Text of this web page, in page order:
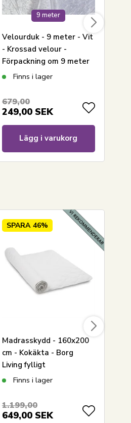
9 meter
Velourduk - 9 meter - Vit
- Krossad velour -
Förpackning om 9 meter
Finns i lager
679,00
249,00 SEK
Lägg i varukorg
SPARA 46%
Madrasskydd - 160x200
cm - Kokäkta - Borg
Living fylligt
madrassskydd i 100%
Finns i lager
1.199,00
649,00 SEK